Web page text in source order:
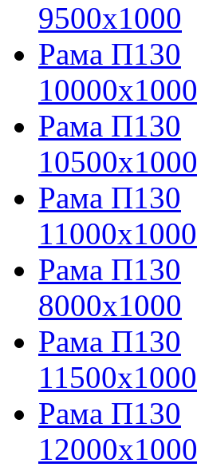
9500х1000
Рама П130
10000х1000
Рама П130
10500х1000
Рама П130
11000х1000
Рама П130
8000х1000
Рама П130
11500х1000
Рама П130
12000х1000